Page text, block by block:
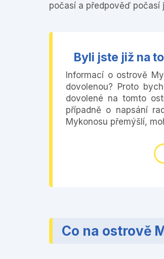
počasí a předpověď počasí
Byli jste již na
Informací o ostrově
dovolenou? Proto
dovolené na tomto
případně o napsání
Mykonosu přemýšlí,
Co na ostrově